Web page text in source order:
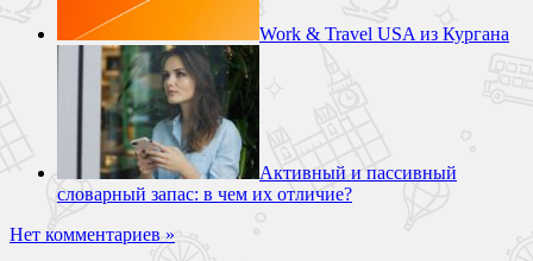
Work & Travel USA из Кургана
Активный и пассивный
словарный запас: в чем их отличие?
Нет комментариев »